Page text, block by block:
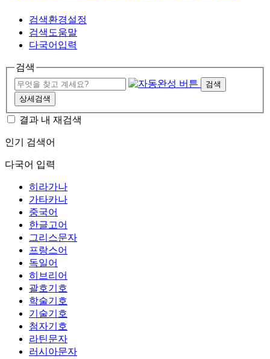
검색환경설정
검색도움말
다국어입력
검색
검색
상세검색
결과 내 재검색
인기 검색어
다국어 입력
히라가나
가타카나
중국어
한글고어
그리스문자
프랑스어
독일어
히브리어
괄호기호
학술기호
기술기호
첨자기호
라틴문자
러시아문자